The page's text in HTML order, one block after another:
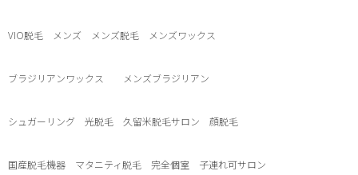
VIO脱毛 メンズ メンズ脱毛 メンズワックス
ブラジリアンワックス メンズブラジリアン
シュガーリング 光脱毛 久留米脱毛サロン 顔脱毛
国産脱毛機器 マタニティ脱毛 完全個室 子連れ可サロン